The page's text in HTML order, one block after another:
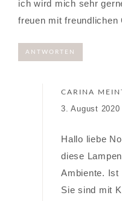
ich wird mich sehr
freuen mit freundlichen
ANTWORTEN
CARINA
3. August
Hallo liebe
diese
Ambiente. Ist
Sie sind mit